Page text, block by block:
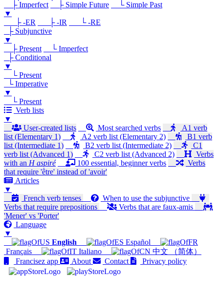
├ Imperfect
├ Simple Future
└ Simple Past
▼
├ -ER
├ -IR
└ -RE
├ Subjunctive
▼
├ Present
└ Imperfect
├ Conditional
▼
└ Present
└ Imperative
▼
└ Present
Verb lists
▼
User-created lists
Most searched verbs
A1 verb
list (Elementary 1)
A2 verb list (Elementary 2)
B1 verb
list (Intermediate 1)
B2 verb list (Intermediate 2)
C1
verb list (Advanced 1)
C2 verb list (Advanced 2)
Verbs
with an H aspiré 100 essential, beginner verbs
Verbs
that require 'être' instead of 'avoir'
Articles
▼
French verb tenses
When to use the subjunctive
Verbs that require prepositions
Verbs that are faux-amis
'Mener' vs 'Porter'
Language
▼
English
Español
Français
Italiano
中文 （简体）
Francisez app
About Contact Privacy policy